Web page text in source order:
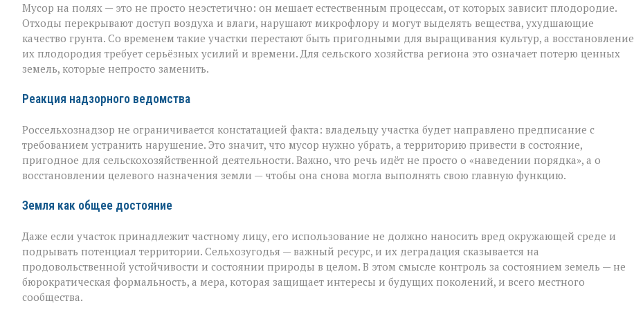
Мусор на полях — это не просто неэстетично: он мешает естественным процессам, от которых зависит плодородие.
Отходы перекрывают доступ воздуха и влаги, нарушают микрофлору и могут выделять вещества, ухудшающие
качество грунта. Со временем такие участки перестают быть пригодными для выращивания культур, а восстановление
их плодородия требует серьёзных усилий и времени. Для сельского хозяйства региона это означает потерю ценных
земель, которые непросто заменить.
Реакция надзорного ведомства
Россельхознадзор не ограничивается констатацией факта: владельцу участка будет направлено предписание с
требованием устранить нарушение. Это значит, что мусор нужно убрать, а территорию привести в состояние,
пригодное для сельскохозяйственной деятельности. Важно, что речь идёт не просто о «наведении порядка», а о
восстановлении целевого назначения земли — чтобы она снова могла выполнять свою главную функцию.
Земля как общее достояние
Даже если участок принадлежит частному лицу, его использование не должно наносить вред окружающей среде и
подрывать потенциал территории. Сельхозугодья — важный ресурс, и их деградация сказывается на
продовольственной устойчивости и состоянии природы в целом. В этом смысле контроль за состоянием земель — не
бюрократическая формальность, а мера, которая защищает интересы и будущих поколений, и всего местного
сообщества.